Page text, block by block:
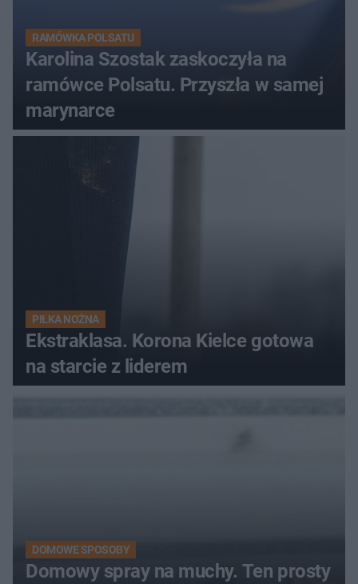
RAMÓWKA POLSATU
Karolina Szostak zaskoczyła na
ramówce Polsatu. Przyszła w samej
marynarce
PIŁKA NOŻNA
Ekstraklasa. Korona Kielce gotowa
na starcie z liderem
DOMOWE SPOSOBY
Domowy spray na muchy. Ten prosty